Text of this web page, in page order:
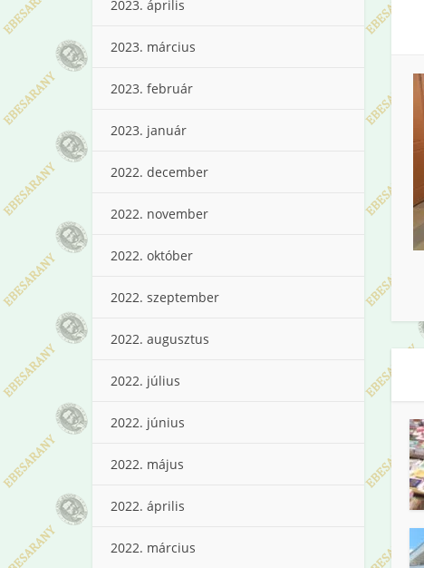
2023. április
2023. március
2023. február
2023. január
2022. december
2022. november
2022. október
2022. szeptember
2022. augusztus
2022. július
2022. június
2022. május
2022. április
2022. március